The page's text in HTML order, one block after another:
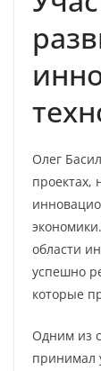
Олег
проектах,
области
успешно
которые
Одним из
принимал